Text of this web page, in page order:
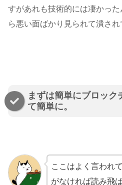
すがあれも技術的には凄かっ
ら悪い面ばかり見られて潰され
まずは簡単にブロック
て簡単に。
ここはよく言われ
がなければ読み飛